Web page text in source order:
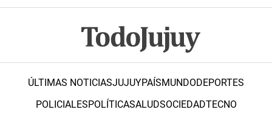
ÚLTIMAS NOTICIASJUJUYPAÍSMUNDODEPORTES
POLICIALESPOLÍTICASALUDSOCIEDADTECNO